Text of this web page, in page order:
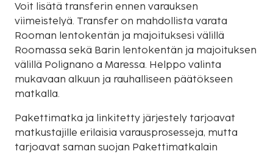
Voit lisätä transferin ennen varauksen
viimeistelyä. Transfer on mahdollista varata
Rooman lentokentän ja majoituksesi välillä
Roomassa sekä Barin lentokentän ja majoituksen
välillä Polignano a Maressa. Helppo valinta
mukavaan alkuun ja rauhalliseen päätökseen
matkalla.
Pakettimatka ja linkitetty järjestely tarjoavat
matkustajille erilaisia varausprosesseja, mutta
tarjoavat saman suojan Pakettimatkalain